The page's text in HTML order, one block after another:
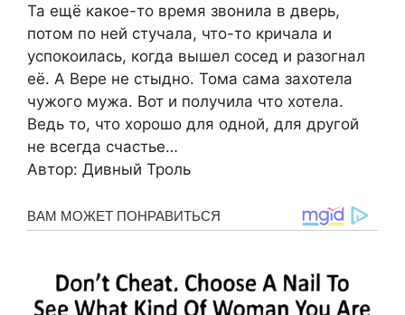
Та ещё какое-то время звонила в дверь,
потом по ней стучала, что-то кричaла и
успокоилась, когда вышел сосед и разогнал
её. А Вере не стыдно. Тома сама захотела
чужого мужа. Вот и получила что хотела.
Ведь то, что хорошо для одной, для другой
не всегда счастье…
Автор: Дивный Троль